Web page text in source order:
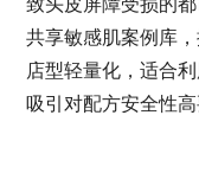
致头皮屏障受损的
共享敏感肌案例库
店型轻量化，适合
吸引对配方安全性